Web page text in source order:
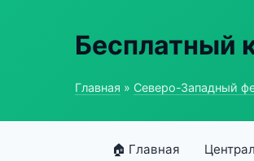
Бесплатный
Главная » Северо-Западный
🏠 Главная